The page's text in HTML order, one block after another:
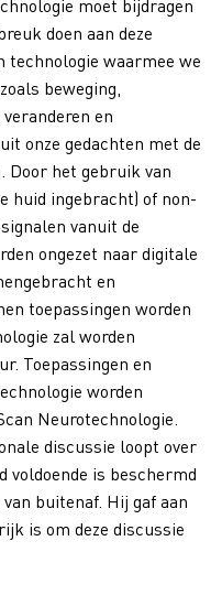
moet bijdragen
doen aan deze
technologie waarmee we
beweging,
en
onze gedachten met de
Door het gebruik van
huid ingebracht) of non-
vanuit de
ongezet naar digitale
en
toepassingen worden
zal worden
Toepassingen en
worden
Neurotechnologie.
discussie loopt over
voldoende is beschermd
buitenaf. Hij gaf aan
is om deze discussie